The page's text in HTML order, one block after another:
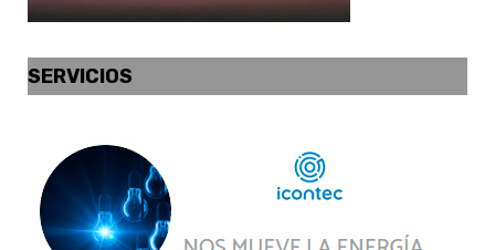
SERVICIOS